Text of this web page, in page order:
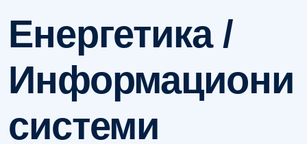
Енергетика /
Информациони
системи